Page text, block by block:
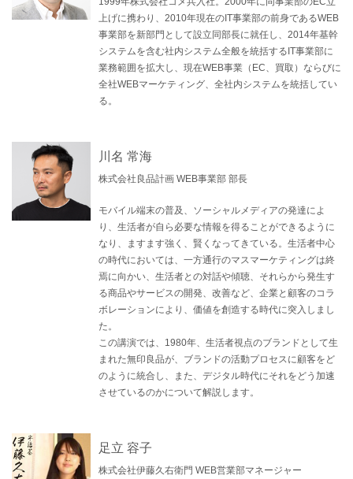
上げに携わり、2010年現在のIT事業部の前身であるWEB
事業部を新部門として設立同部長に就任し、2014年基幹
システムを含む社内システム全般を統括するIT事業部に
業務範囲を拡大し、現在WEB事業（EC、買取）ならびに
全社WEBマーケティング、全社内システムを統括してい
る。
川名 常海
株式会社良品計画 WEB事業部 部長
モバイル端末の普及、ソーシャルメディアの発達によ
り、生活者が自ら必要な情報を得ることができるように
なり、ますます強く、賢くなってきている。生活者中心
の時代においては、一方通行のマスマーケティングは終
焉に向かい、生活者との対話や傾聴、それらから発生す
る商品やサービスの開発、改善など、企業と顧客のコラ
ボレーションにより、価値を創造する時代に突入しまし
た。
この講演では、1980年、生活者視点のブランドとして生
まれた無印良品が、ブランドの活動プロセスに顧客をど
のように統合し、また、デジタル時代にそれをどう加速
させているのかについて解説します。
足立 容子
株式会社伊藤久右衛門 WEB営業部マネージャー